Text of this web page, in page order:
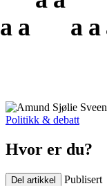
a
Politikk & debatt
Hvor er du?
Del artikkel
Publisert